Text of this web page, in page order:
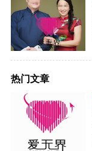
热门文章